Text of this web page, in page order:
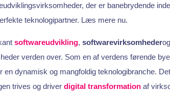
der er banebrydende
teknologipartner. Læs mere nu.
softwareudvikling, softwarevirksomheder
verden over. Som en af verdens førende
en dynamisk og mangfoldig teknologibranche.
trives og driver digital transformationaf